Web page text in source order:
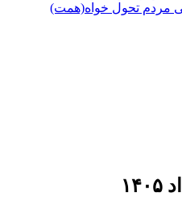
مردم تحول خواه(همت)